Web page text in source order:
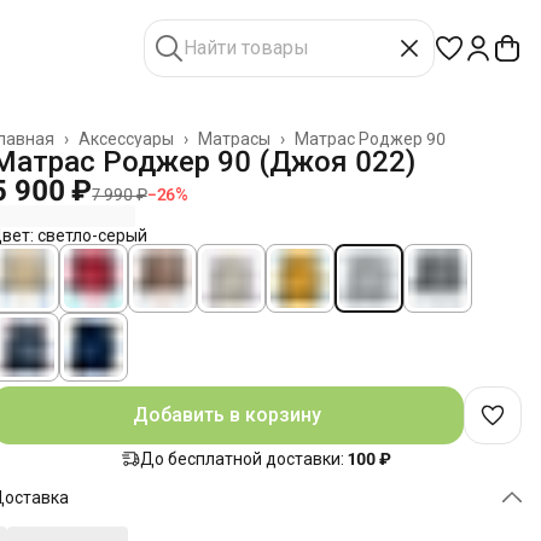
Матрас Роджер 90
Матрасы ›
Аксессуары ›
›
Роджер 90 (Джоя 022)
900 ₽7 990 ₽−26%
светло-серый
Добавить в корзину
До бесплатной доставки: 100 ₽